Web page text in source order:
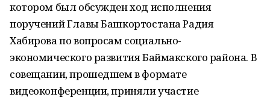
котором был обсужден ход исполнения
поручений Главы Башкортостана Радия
Хабирова по вопросам социально-
экономического развития Баймакского района. В
совещании, прошедшем в формате
видеоконференции, приняли участие